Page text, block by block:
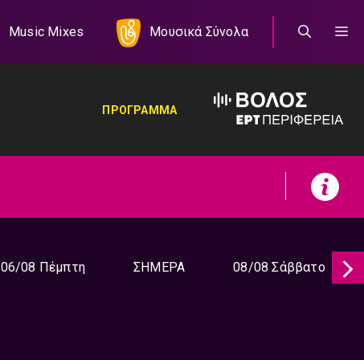
Music Mixes Μουσικά Σύνολα
ΠΡΟΓΡΑΜΜΑ
06/08 Πέμπτη ΣΗΜΕΡΑ 08/08 Σάββατο